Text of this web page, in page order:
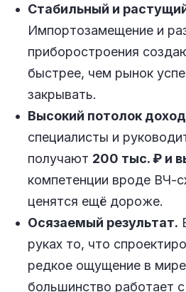
Стабильный и
Импортозамещение и
приборостроения
быстрее, чем рынок
закрывать.
Высокий потолок
специалисты и
получают 200 тыс. ₽ и
компетенции вроде ВЧ-
ценятся ещё дороже.
Осязаемый результат.
руках то, что
редкое ощущение в
большинство работает